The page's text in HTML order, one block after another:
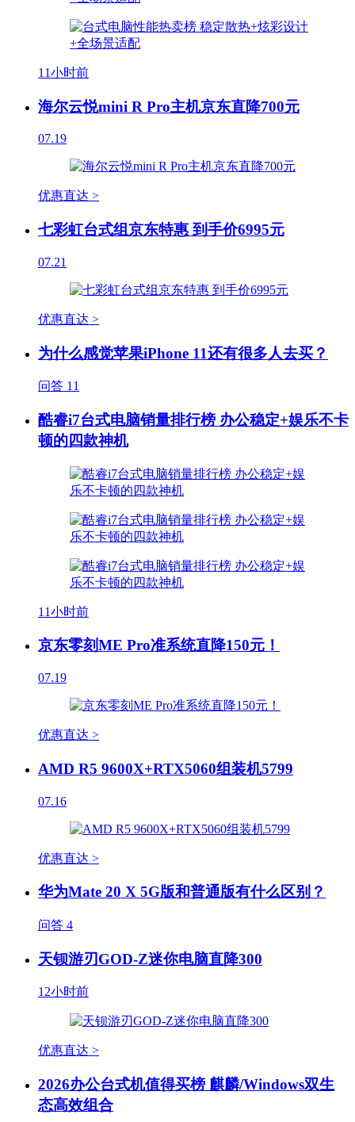
11小时前
海尔云悦mini R Pro主机京东直降700元
07.19
优惠直达 >
七彩虹台式组京东特惠 到手价6995元
07.21
优惠直达 >
为什么感觉苹果iPhone 11还有很多人去买？
问答 11
酷睿i7台式电脑销量排行榜 办公稳定+娱乐不卡
顿的四款神机
11小时前
京东零刻ME Pro准系统直降150元！
07.19
优惠直达 >
AMD R5 9600X+RTX5060组装机5799
07.16
优惠直达 >
华为Mate 20 X 5G版和普通版有什么区别？
问答 4
天钡游刃GOD-Z迷你电脑直降300
12小时前
优惠直达 >
2026办公台式机值得买榜 麒麟/Windows双生
态高效组合